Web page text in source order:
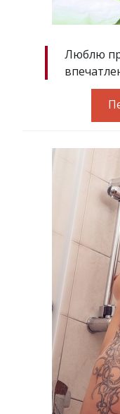
Люблю